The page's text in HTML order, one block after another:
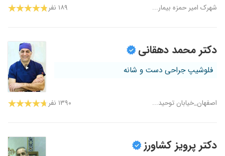
شهرک امیر حمزه بیمار... ۱۸۹ نفر
دکتر محمد دهقانی
فلوشیپ جراحی دست و شانه
اصفهان_خیابان توحید... ۱۳۹۰ نفر
دکتر پرویز کشاورز